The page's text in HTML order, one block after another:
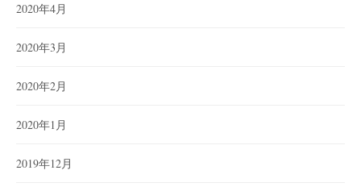
2020年4月
2020年3月
2020年2月
2020年1月
2019年12月